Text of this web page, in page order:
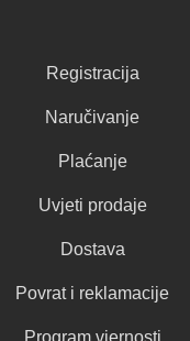
Registracija
Naručivanje
Plaćanje
Uvjeti prodaje
Dostava
Povrat i reklamacije
Program vjernosti